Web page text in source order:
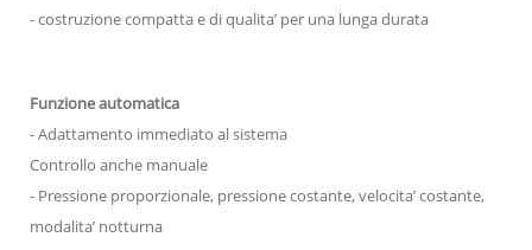
- costruzione compatta e di qualita’ per una lunga durata
Funzione automatica
- Adattamento immediato al sistema
Controllo anche manuale
- Pressione proporzionale, pressione costante, velocita’ costante,
modalita’ notturna